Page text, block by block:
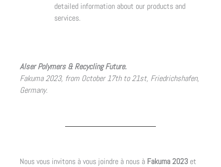
detailed information about our products and
services.
Alser Polymers & Recycling Future.
Fakuma 2023, from October 17th to 21st, Friedrichshafen,
Germany.
Nous vous invitons à vous joindre à nous à Fakuma 2023 et